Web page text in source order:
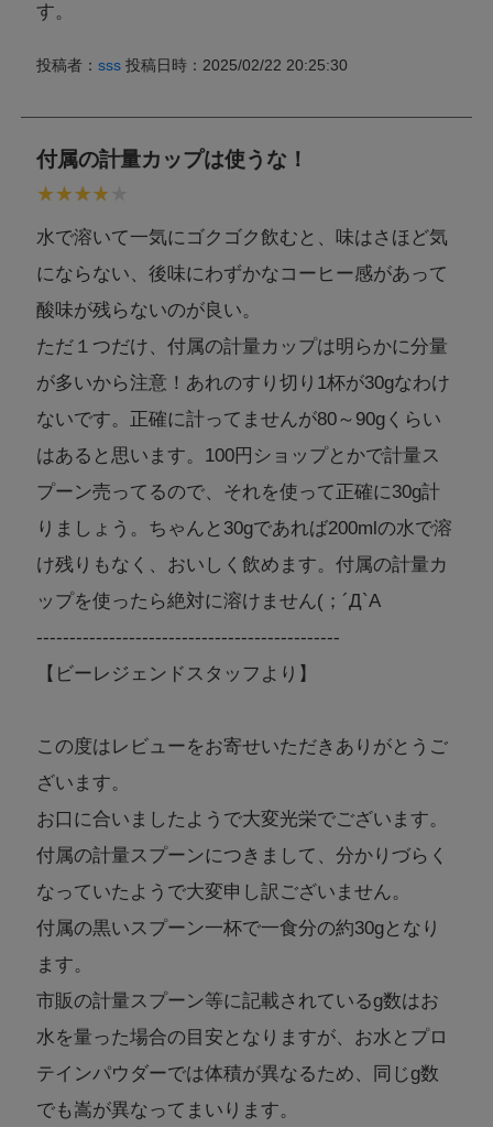
す。
投稿者：sss 投稿日時：2025/02/22 20:25:30
付属の計量カップは使うな！
水で溶いて一気にゴクゴク飲むと、味はさほど気
にならない、後味にわずかなコーヒー感があって
酸味が残らないのが良い。
ただ１つだけ、付属の計量カップは明らかに分量
が多いから注意！あれのすり切り1杯が30gなわけ
ないです。正確に計ってませんが80～90gくらい
はあると思います。100円ショップとかで計量ス
プーン売ってるので、それを使って正確に30g計
りましょう。ちゃんと30gであれば200mlの水で溶
け残りもなく、おいしく飲めます。付属の計量カ
ップを使ったら絶対に溶けません(；´Д`A
----------------------------------------------
【ビーレジェンドスタッフより】
この度はレビューをお寄せいただきありがとうご
ざいます。
お口に合いましたようで大変光栄でございます。
付属の計量スプーンにつきまして、分かりづらく
なっていたようで大変申し訳ございません。
付属の黒いスプーン一杯で一食分の約30gとなり
ます。
市販の計量スプーン等に記載されているg数はお
水を量った場合の目安となりますが、お水とプロ
テインパウダーでは体積が異なるため、同じg数
でも嵩が異なってまいります。